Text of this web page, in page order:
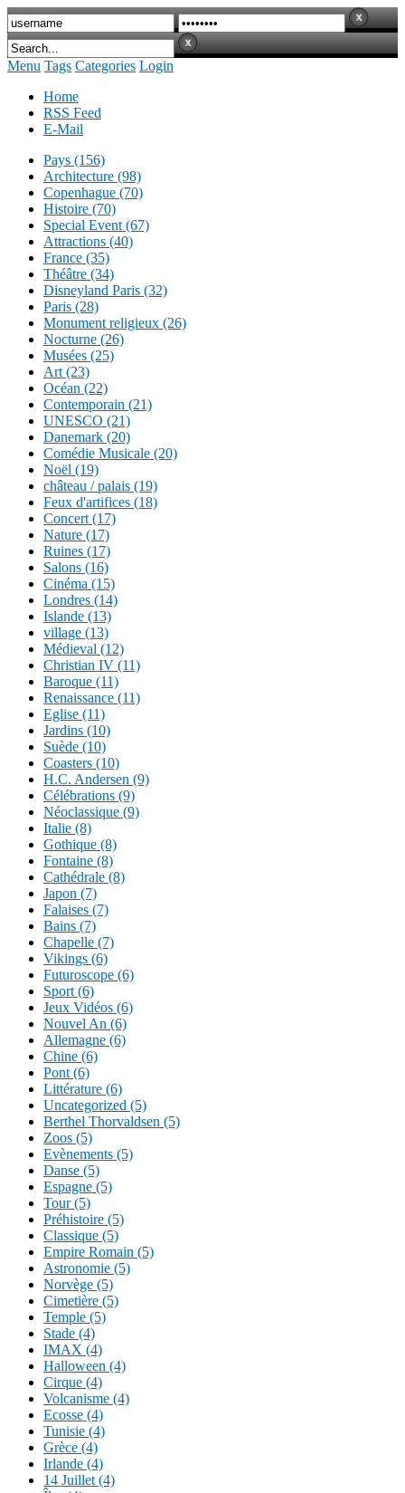
Menu Tags Categories Login
Home
RSS Feed
E-Mail
Pays (156)
Architecture (98)
Copenhague (70)
Histoire (70)
Special Event (67)
Attractions (40)
France (35)
Théâtre (34)
Disneyland Paris (32)
Paris (28)
Monument religieux (26)
Nocturne (26)
Musées (25)
Art (23)
Océan (22)
Contemporain (21)
UNESCO (21)
Danemark (20)
Comédie Musicale (20)
Noël (19)
château / palais (19)
Feux d'artifices (18)
Concert (17)
Nature (17)
Ruines (17)
Salons (16)
Cinéma (15)
Londres (14)
Islande (13)
village (13)
Médieval (12)
Christian IV (11)
Baroque (11)
Renaissance (11)
Eglise (11)
Jardins (10)
Suède (10)
Coasters (10)
H.C. Andersen (9)
Célébrations (9)
Néoclassique (9)
Italie (8)
Gothique (8)
Fontaine (8)
Cathédrale (8)
Japon (7)
Falaises (7)
Bains (7)
Chapelle (7)
Vikings (6)
Futuroscope (6)
Sport (6)
Jeux Vidéos (6)
Nouvel An (6)
Allemagne (6)
Chine (6)
Pont (6)
Littérature (6)
Uncategorized (5)
Berthel Thorvaldsen (5)
Zoos (5)
Evènements (5)
Danse (5)
Espagne (5)
Tour (5)
Préhistoire (5)
Classique (5)
Empire Romain (5)
Astronomie (5)
Norvège (5)
Cimetière (5)
Temple (5)
Stade (4)
IMAX (4)
Halloween (4)
Cirque (4)
Volcanisme (4)
Ecosse (4)
Tunisie (4)
Grèce (4)
Irlande (4)
14 Juillet (4)